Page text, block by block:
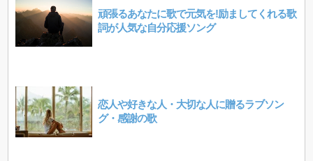
頑張るあなたに歌で元気を!励ましてくれる歌
詞が人気な自分応援ソング
恋人や好きな人・大切な人に贈るラブソン
グ・感謝の歌